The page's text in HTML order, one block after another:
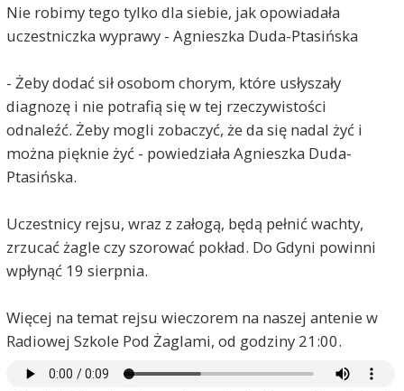
Nie robimy tego tylko dla siebie, jak opowiadała
uczestniczka wyprawy - Agnieszka Duda-Ptasińska
- Żeby dodać sił osobom chorym, które usłyszały
diagnozę i nie potrafią się w tej rzeczywistości
odnaleźć. Żeby mogli zobaczyć, że da się nadal żyć i
można pięknie żyć - powiedziała Agnieszka Duda-
Ptasińska.
Uczestnicy rejsu, wraz z załogą, będą pełnić wachty,
zrzucać żagle czy szorować pokład. Do Gdyni powinni
wpłynąć 19 sierpnia.
Więcej na temat rejsu wieczorem na naszej antenie w
Radiowej Szkole Pod Żaglami, od godziny 21:00.